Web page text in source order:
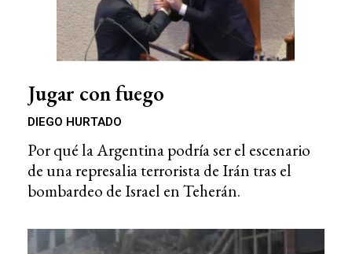
Jugar con fuego
DIEGO HURTADO
Por qué la Argentina podría ser el escenario
de una represalia terrorista de Irán tras el
bombardeo de Israel en Teherán.